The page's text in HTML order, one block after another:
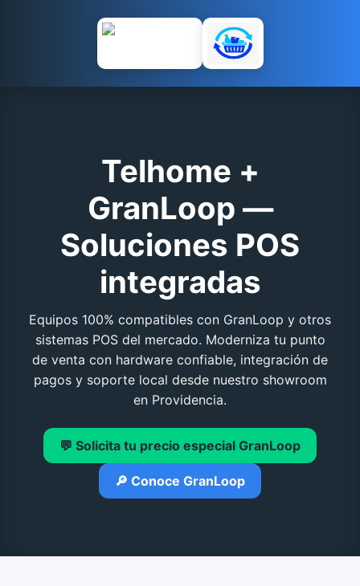
Telhome +
GranLoop —
Soluciones POS
integradas
Equipos 100% compatibles con GranLoop y otros
sistemas POS del mercado. Moderniza tu punto
de venta con hardware confiable, integración de
pagos y soporte local desde nuestro showroom
en Providencia.
💬 Solicita tu precio especial GranLoop
🔎 Conoce GranLoop